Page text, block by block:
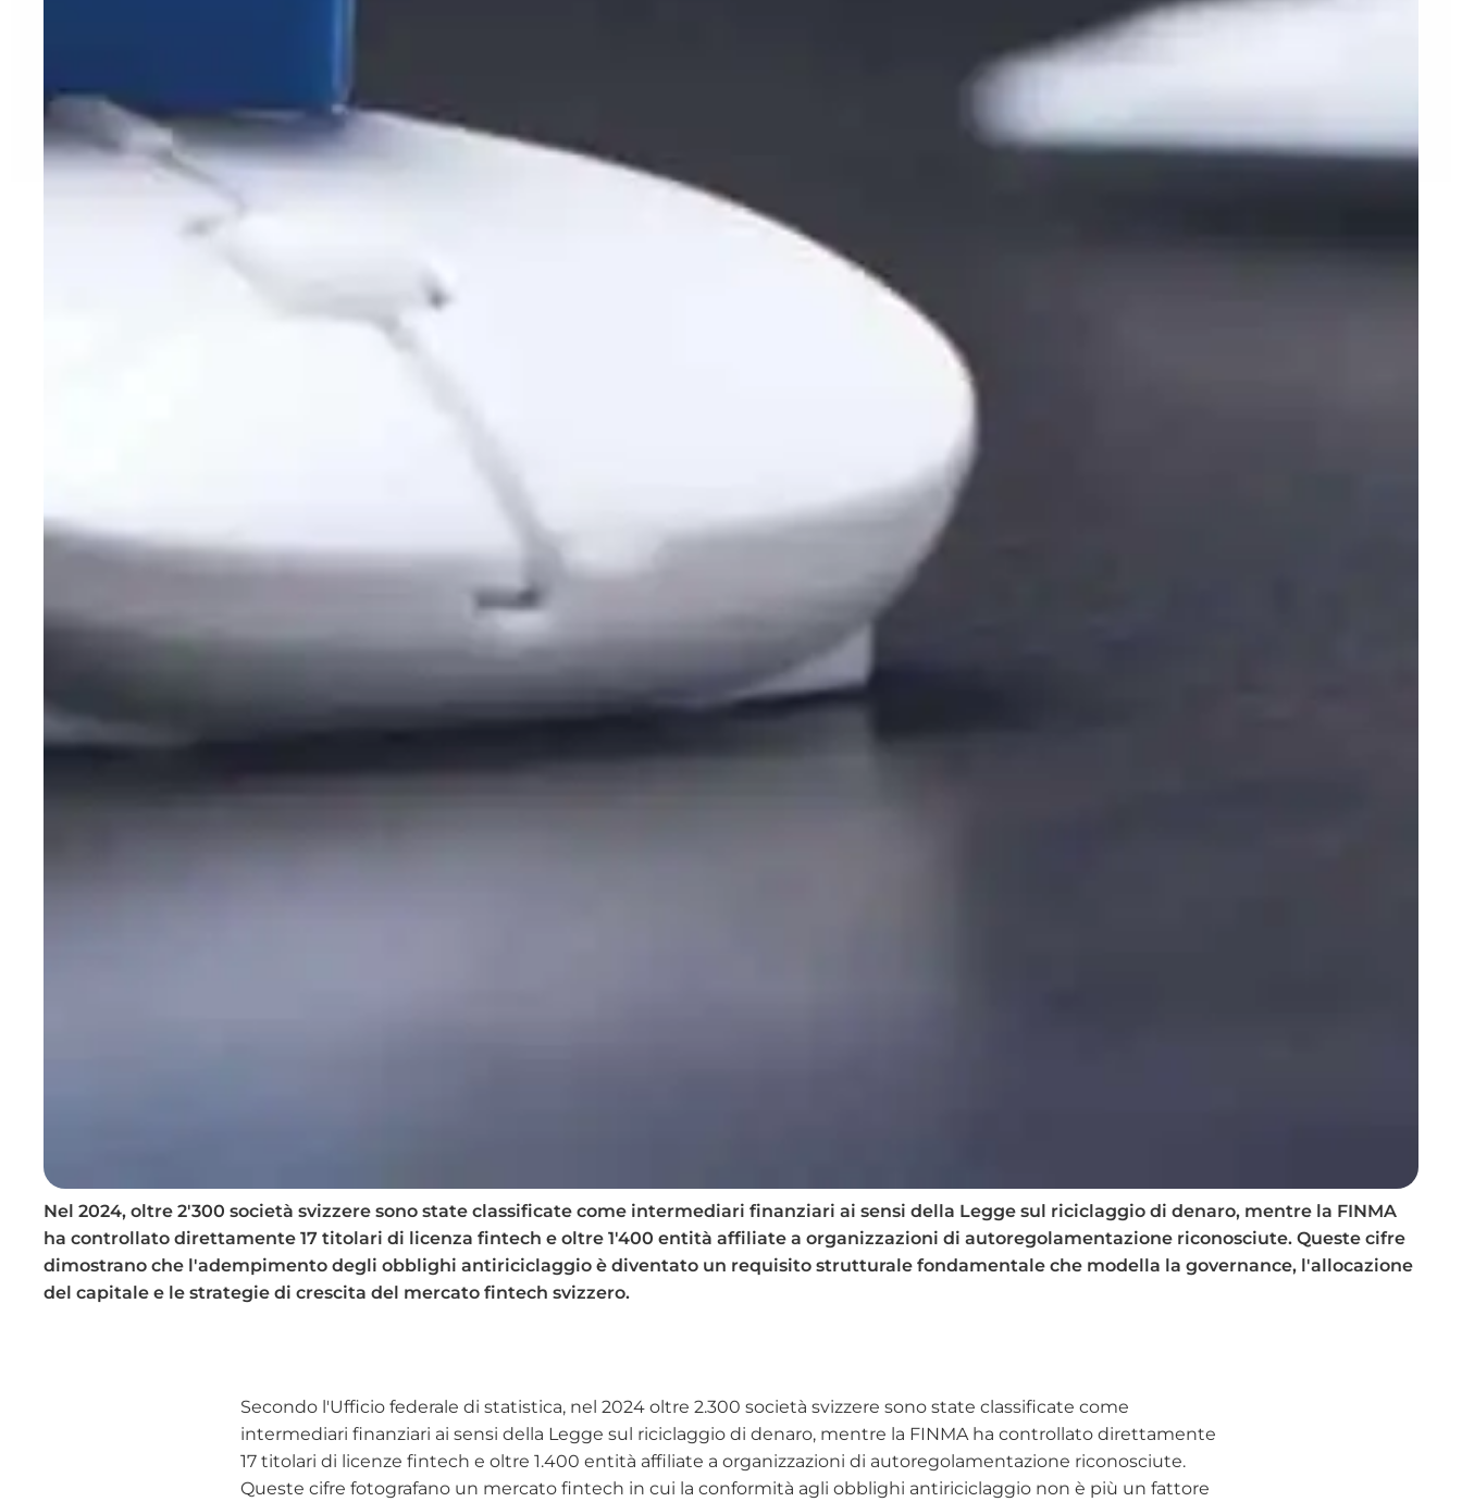
Nel 2024, oltre 2'300 società svizzere sono state classificate come intermediari finanziari ai sensi della Legge sul riciclaggio di denaro, mentre la FINMA
ha controllato direttamente 17 titolari di licenza fintech e oltre 1'400 entità affiliate a organizzazioni di autoregolamentazione riconosciute. Queste cifre
dimostrano che l'adempimento degli obblighi antiriciclaggio è diventato un requisito strutturale fondamentale che modella la governance, l'allocazione
del capitale e le strategie di crescita del mercato fintech svizzero.
Secondo l'Ufficio federale di statistica, nel 2024 oltre 2.300 società svizzere sono state classificate come
intermediari finanziari ai sensi della Legge sul riciclaggio di denaro, mentre la FINMA ha controllato direttamente
17 titolari di licenze fintech e oltre 1.400 entità affiliate a organizzazioni di autoregolamentazione riconosciute.
Queste cifre fotografano un mercato fintech in cui la conformità agli obblighi antiriciclaggio non è più un fattore